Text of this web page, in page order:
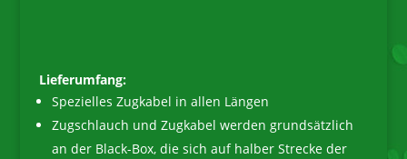
Lieferumfang:
Spezielles Zugkabel in allen Längen
Zugschlauch und Zugkabel werden grundsätzlich
an der Black-Box, die sich auf halber Strecke der